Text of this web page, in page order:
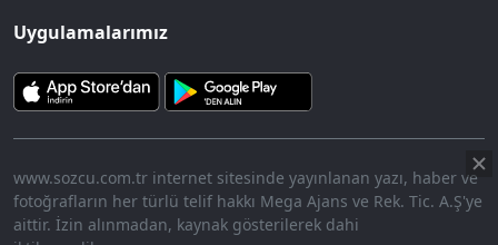
Uygulamalarımız
www.sozcu.com.tr internet sitesinde yayınlanan yazı, haber ve
fotoğrafların her türlü telif hakkı Mega Ajans ve Rek. Tic. A.Ş'ye
aittir. İzin alınmadan, kaynak gösterilerek dahi